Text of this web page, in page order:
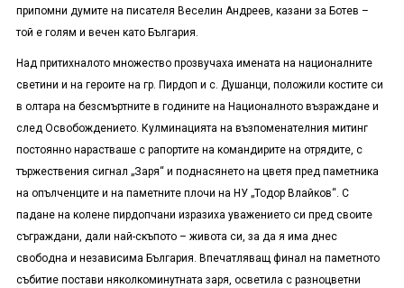
припомни думите на писателя Веселин Андреев, казани за Ботев –
той е голям и вечен като България.
Над притихналото множество прозвучаха имената на националните
светини и на героите на гр. Пирдоп и с. Душанци, положили костите си
в олтара на безсмъртните в годините на Националното възраждане и
след Освобождението. Кулминацията на възпоменателния митинг
постоянно нарастваше с рапортите на командирите на отрядите, с
тържествения сигнал „Заря“ и поднасянето на цветя пред паметника
на опълченците и на паметните плочи на НУ „Тодор Влайков“. С
падане на колене пирдопчани изразиха уважението си пред своите
съграждани, дали най-скъпото – живота си, за да я има днес
свободна и независима България. Впечатляващ финал на паметното
събитие постави няколкоминутната заря, осветила с разноцветни